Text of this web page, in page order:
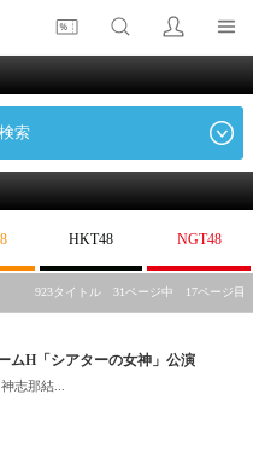
索
HKT48 NGT48
923タイトル 31ページ中 17ページ目
ムH「シアターの女神」公演
志那結...